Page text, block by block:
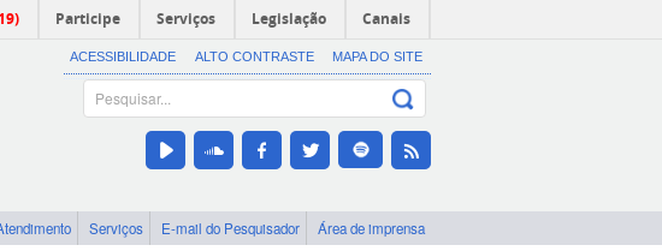
Participe Serviços Legislação Canais
ACESSIBILIDADE ALTO CONTRASTE MAPA DO SITE
Serviços E-mail do Pesquisador Área de imprensa